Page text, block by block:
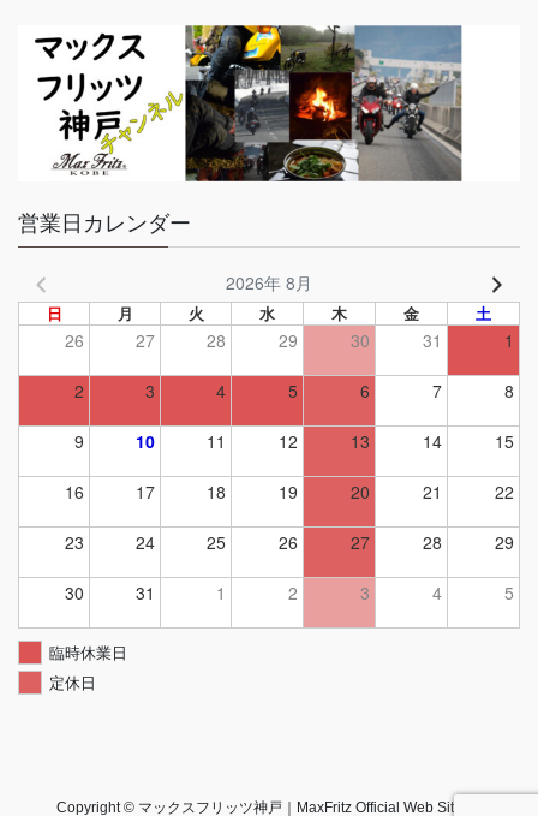
営業日カレンダー
2026年 8月
日 月 火 水 木 金 土
26 27 28 29 30 31 1
2 3 4 5 6 7 8
9 10 11 12 13 14 15
16 17 18 19 20 21 22
23 24 25 26 27 28 29
30 31 1 2 3 4 5
臨時休業日
定休日
Copyright © マックスフリッツ神戸｜MaxFritz Official Web Site All